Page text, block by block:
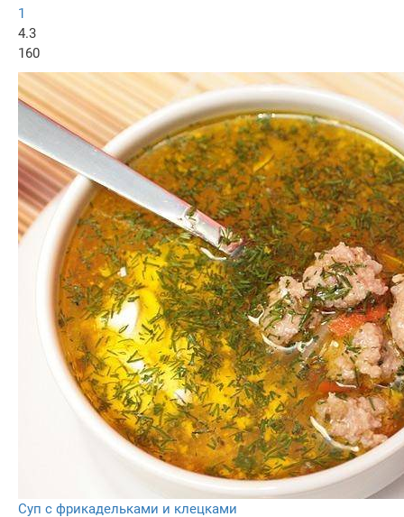
1
4.3
160
Суп с фрикадельками и клецками